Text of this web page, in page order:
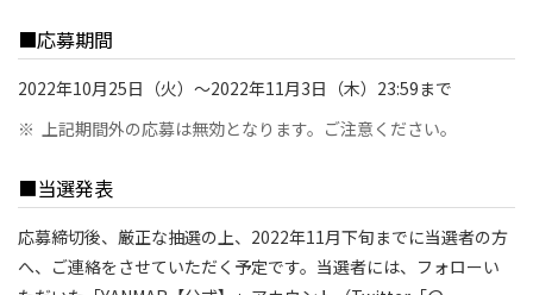
■応募期間
2022年10月25日（火）～2022年11月3日（木）23:59まで
※ 上記期間外の応募は無効となります。ご注意ください。
■当選発表
応募締切後、厳正な抽選の上、2022年11月下旬までに当選者の方
へ、ご連絡をさせていただく予定です。当選者には、フォローい